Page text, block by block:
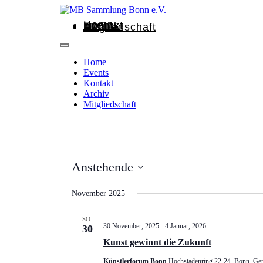
Home
Events
Kontakt
Archiv
Mitgliedschaft
Home
Events
Kontakt
Archiv
Mitgliedschaft
Anstehende
wählen.
November 2025
SO.
30
Kunst gewinnt die Zukunft
30 November, 2025- 4 Januar, 2026
Künstlerforum Bonn Hochstadenring 22-24, Bonn,